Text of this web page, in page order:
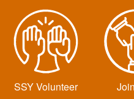
SSY Volunteer